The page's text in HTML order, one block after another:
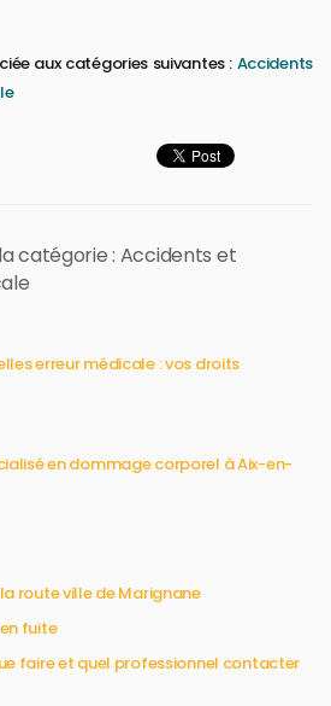
aux catégories suivantes : Accidents
catégorie : Accidents et
erreur médicale : vos droits
en dommage corporel à Aix-en-
route ville de Marignane
fuite
faire et quel professionnel contacter